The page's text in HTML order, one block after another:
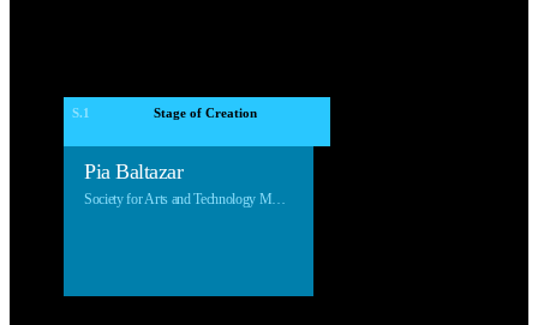
S.1 Stage of Creation
Pia Baltazar
Society for Arts and Technology Montreal